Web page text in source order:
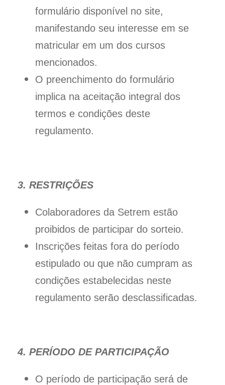
formulário disponível no site,
manifestando seu interesse em se
matricular em um dos cursos
mencionados.
O preenchimento do formulário
implica na aceitação integral dos
termos e condições deste
regulamento.
3. RESTRIÇÕES
Colaboradores da Setrem estão
proibidos de participar do sorteio.
Inscrições feitas fora do período
estipulado ou que não cumpram as
condições estabelecidas neste
regulamento serão desclassificadas.
4. PERÍODO DE PARTICIPAÇÃO
O período de participação será de